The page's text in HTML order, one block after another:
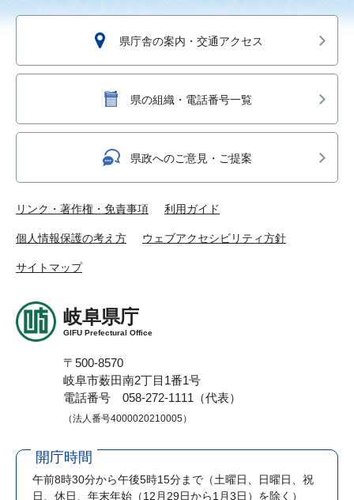
県庁舎の案内・交通アクセス
県の組織・電話番号一覧
県政へのご意見・ご提案
リンク・著作権・免責事項 利用ガイド
個人情報保護の考え方 ウェブアクセシビリティ方針
サイトマップ
岐阜県庁
GIFU Prefectural Office
〒500-8570
岐阜市薮田南2丁目1番1号
電話番号 058-272-1111（代表）
（法人番号4000020210005）
開庁時間
午前8時30分から午後5時15分まで （土曜日、日曜日、祝
日、休日、年末年始（12月29日から1月3日）を除く）